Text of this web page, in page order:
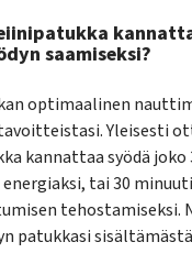
saamiseksi?
optimaalinen
Yleisesti
kannattaa syödä
tai 30
tehostamiseksi.
patukkasi